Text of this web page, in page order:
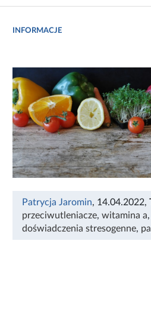
INFORMACJE
Patrycja Jaromin, 14.04.2022,
przeciwutleniacze, witamina a,
doświadczenia stresogenne,